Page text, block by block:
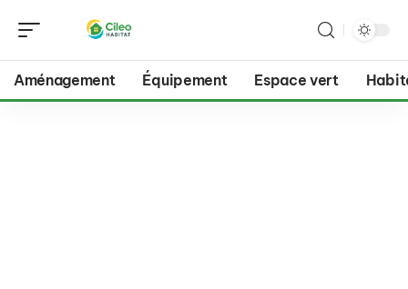
Aménagement Équipement Espace vert